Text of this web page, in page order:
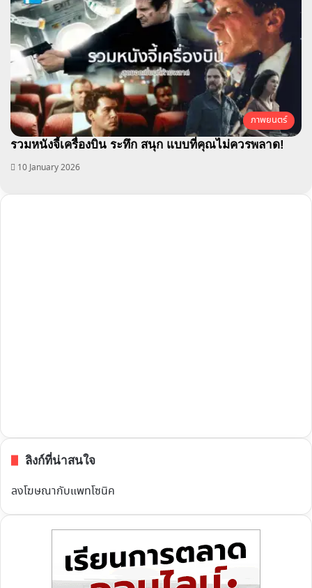
ภาพยนตร์
รวมหนังจี้เครื่องบิน ระทึก สนุก แบบที่คุณไม่ควรพลาด!
10 January 2026
ลิงก์ที่น่าสนใจ
ลงโฆษณากับแพทโซนิค